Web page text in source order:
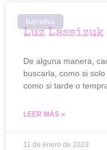
Narrativa
Luz Lassizuk
De alguna manera,
buscarla, como si
como si tarde o
LEER MÁS »
11 de enero de 2023